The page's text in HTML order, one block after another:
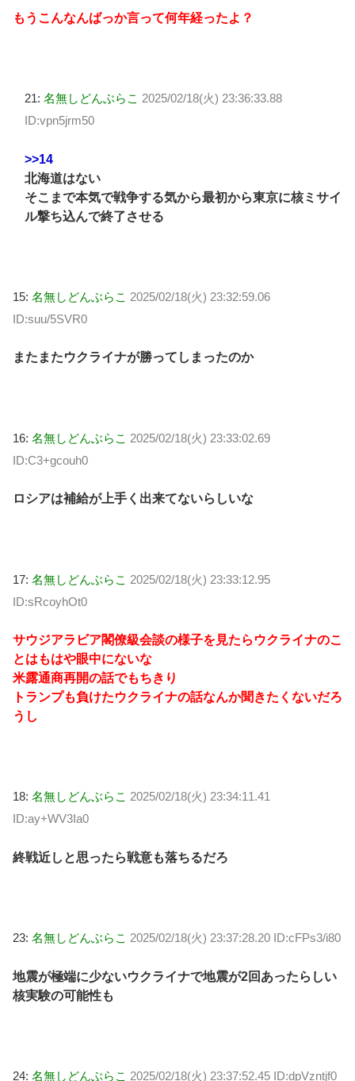
もうこんなんばっか言って何年経ったよ？
21: 名無しどんぶらこ 2025/02/18(火) 23:36:33.88
ID:vpn5jrm50
>>14
北海道はない
そこまで本気で戦争する気から最初から東京に核ミサイ
ル撃ち込んで終了させる
15: 名無しどんぶらこ 2025/02/18(火) 23:32:59.06
ID:suu/5SVR0
またまたウクライナが勝ってしまったのか
16: 名無しどんぶらこ 2025/02/18(火) 23:33:02.69
ID:C3+gcouh0
ロシアは補給が上手く出来てないらしいな
17: 名無しどんぶらこ 2025/02/18(火) 23:33:12.95
ID:sRcoyhOt0
サウジアラビア閣僚級会談の様子を見たらウクライナのこ
とはもはや眼中にないな
米露通商再開の話でもちきり
トランプも負けたウクライナの話なんか聞きたくないだろ
うし
18: 名無しどんぶらこ 2025/02/18(火) 23:34:11.41
ID:ay+WV3Ia0
終戦近しと思ったら戦意も落ちるだろ
23: 名無しどんぶらこ 2025/02/18(火) 23:37:28.20 ID:cFPs3/i80
地震が極端に少ないウクライナで地震が2回あったらしい
核実験の可能性も
24: 名無しどんぶらこ 2025/02/18(火) 23:37:52.45 ID:dpVzntjf0